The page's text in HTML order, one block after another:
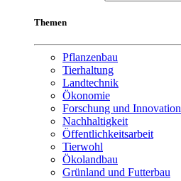
Themen
Pflanzenbau
Tierhaltung
Landtechnik
Ökonomie
Forschung und Innovation
Nachhaltigkeit
Öffentlichkeitsarbeit
Tierwohl
Ökolandbau
Grünland und Futterbau